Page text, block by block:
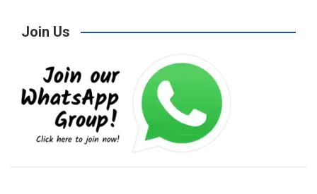
e
b
s i u
Join Us